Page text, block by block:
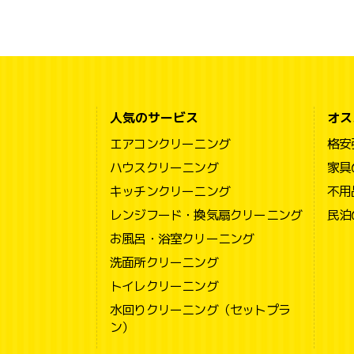
人気のサービス
エアコンクリーニング
ハウスクリーニング
キッチンクリーニング
レンジフード・換気扇クリーニング
お風呂・浴室クリーニング
洗面所クリーニング
トイレクリーニング
水回りクリーニング（セットプラ
ン）
オ
格
家
不
民